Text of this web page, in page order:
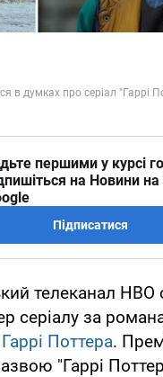
першими у курсі
на Новини на
Підписатися
телеканал
серіалу за
Гаррі Поттера.
"Гаррі